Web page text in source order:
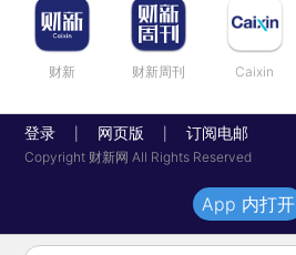
财新 财新周刊 Caixin
登录 网页版 订阅电邮
Copyright 财新网 All Rights Reserved
App 内打开